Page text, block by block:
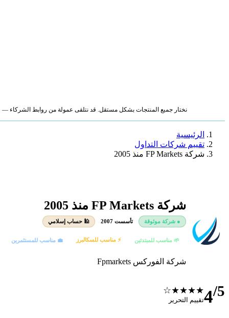
نختار جميع المنتجات بشكل مستقل. قد نتلقى عمولة من روابط الشركاء — لا
الرئيسية
تقييم شركات التداول
شركة FP Markets منذ 2005
شركة FP Markets منذ 2005
● شركة موثوقة تأسست 2007 🕌 حساب إسلامي
🌱 مناسب للمبتدئين ⚡ مناسب للسكالبرز 💼 مناسب للمستثمرين
شركة الفوركس Fpmarkets
4/5
★★★★☆
تقييم التحرير